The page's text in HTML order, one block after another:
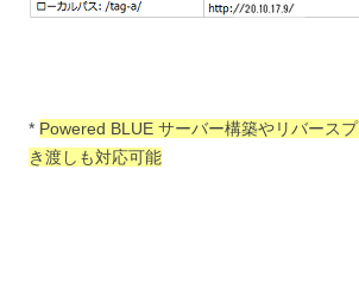
* Powered BLUE サーバー構築やリバースプ
き渡しも対応可能